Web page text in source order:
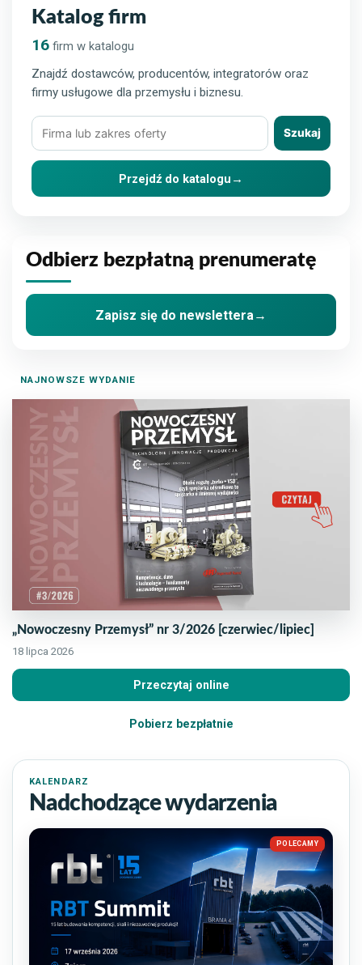
Katalog firm
16 firm w katalogu
Znajdź dostawców, producentów, integratorów oraz
firmy usługowe dla przemysłu i biznesu.
Szukaj
firmy
lub
Szukaj
Przejdź do katalogu →
Odbierz bezpłatną prenumeratę
Zapisz się do newslettera →
NAJNOWSZE WYDANIE
„Nowoczesny Przemysł” nr 3/2026 [czerwiec/lipiec]
18 lipca 2026
Przeczytaj online
Pobierz bezpłatnie
KALENDARZ
Nadchodzące wydarzenia
POLECAMY